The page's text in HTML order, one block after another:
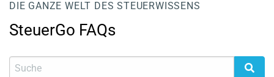
DIE GANZE WELT DES STEUERWISSENS
SteuerGo FAQs